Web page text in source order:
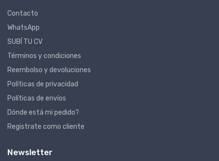
Contacto
WhatsApp
SUBÍ TU CV
Términos y condiciones
Reembolso y devoluciones
Políticas de privacidad
Políticas de envíos
Dónde está mi pedido?
Registrate como cliente
Newsletter